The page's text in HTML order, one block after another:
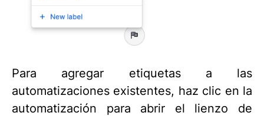
Para agregar etiquetas a las
automatizaciones existentes, haz clic en la
automatización para abrir el lienzo de